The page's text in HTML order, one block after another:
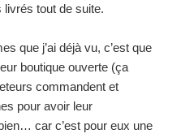
tout de suite.
que j’ai déjà vu, c’est que
boutique ouverte (ça
commandent et
pour avoir leur
car c’est pour eux une